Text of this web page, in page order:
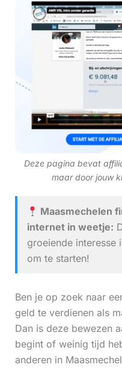
Deze pagina bevat
maar door jouw
Maasmechelen
internet in weetje:
groeiende interesse
om te starten!
Ben je op zoek naar
geld te verdienen als
Dan is deze bewezen
begint of weinig tijd
anderen in